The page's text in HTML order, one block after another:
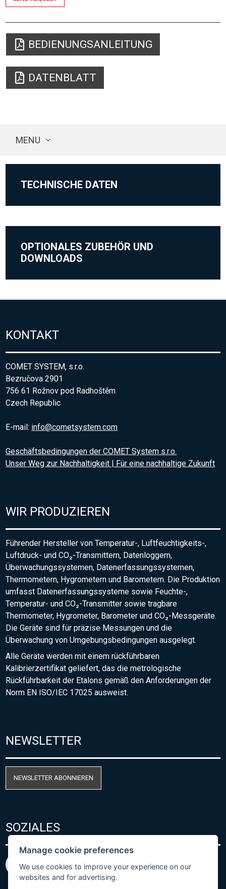
BEDIENUNGSANLEITUNG
DATENBLATT
MENU
TECHNISCHE DATEN
OPTIONALES ZUBEHÖR UND
DOWNLOADS
KONTAKT
COMET SYSTEM, s.r.o.
Bezručova 2901
756 61 Rožnov pod Radhoštěm
Czech Republic
E-mail: info@cometsystem.com
Geschäftsbedingungen der COMET System s.r.o.
Unser Weg zur Nachhaltigkeit | Für eine nachhaltige Zukunft
WIR PRODUZIEREN
Führender Hersteller von Temperatur-, Luftfeuchtigkeits-,
Luftdruck- und CO₂-Transmittern, Datenloggern,
Überwachungssystemen, Datenerfassungssystemen,
Thermometern, Hygrometern und Barometern. Die Produktion
umfasst Datenerfassungssysteme sowie Feuchte-,
Temperatur- und CO₂-Transmitter sowie tragbare
Thermometer, Hygrometer, Barometer und CO₂-Messgeräte.
Die Geräte sind für präzise Messungen und die
Überwachung von Umgebungsbedingungen ausgelegt.
Alle Geräte werden mit einem rückführbaren
Kalibrierzertifikat geliefert, das die metrologische
Rückführbarkeit der Etalons gemäß den Anforderungen der
Norm EN ISO/IEC 17025 ausweist.
NEWSLETTER
NEWSLETTER ABONNIEREN
SOZIALES
Manage cookie preferences
We use cookies to improve your experience on our
websites and for advertising.